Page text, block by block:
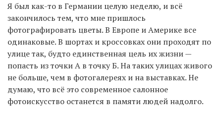
Я был как-то в Германии целую неделю, и всё
закончилось тем, что мне пришлось
фотографировать цветы. В Европе и Америке все
одинаковые. В шортах и кроссовках они проходят по
улице так, будто единственная цель их жизни —
попасть из точки А в точку Б. На таких улицах живого
не больше, чем в фотогалереях и на выставках. Не
думаю, что всё это современное салонное
фотоискусство останется в памяти людей надолго.